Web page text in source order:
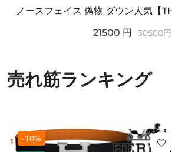
21500 円 30500円
売れ筋ランキング
-10%